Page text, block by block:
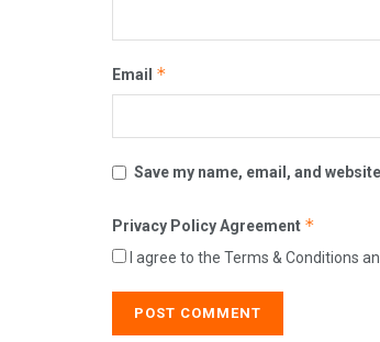
Email *
Save my name, email, and
Privacy Policy Agreement *
I agree to the Terms & Conditions